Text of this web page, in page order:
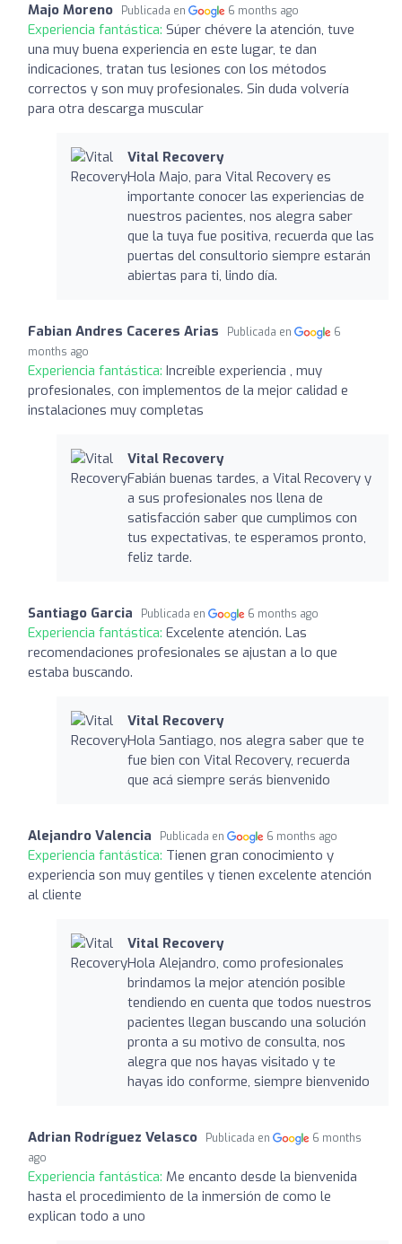
Majo Moreno Publicada en 6 months ago
Experiencia fantástica: Súper chévere la atención, tuve
una muy buena experiencia en este lugar, te dan
indicaciones, tratan tus lesiones con los métodos
correctos y son muy profesionales. Sin duda volvería
para otra descarga muscular
Vital Recovery
Hola Majo, para Vital Recovery es
importante conocer las experiencias de
nuestros pacientes, nos alegra saber
que la tuya fue positiva, recuerda que las
puertas del consultorio siempre estarán
abiertas para ti, lindo día.
Fabian Andres Caceres Arias Publicada en
6
months ago
Experiencia fantástica: Increíble experiencia , muy
profesionales, con implementos de la mejor calidad e
instalaciones muy completas
Vital Recovery
Fabián buenas tardes, a Vital Recovery y
a sus profesionales nos llena de
satisfacción saber que cumplimos con
tus expectativas, te esperamos pronto,
feliz tarde.
Santiago Garcia Publicada en 6 months ago
Experiencia fantástica: Excelente atención. Las
recomendaciones profesionales se ajustan a lo que
estaba buscando.
Vital Recovery
Hola Santiago, nos alegra saber que te
fue bien con Vital Recovery, recuerda
que acá siempre serás bienvenido
Alejandro Valencia Publicada en 6 months ago
Experiencia fantástica: Tienen gran conocimiento y
experiencia son muy gentiles y tienen excelente atención
al cliente
Vital Recovery
Hola Alejandro, como profesionales
brindamos la mejor atención posible
tendiendo en cuenta que todos nuestros
pacientes llegan buscando una solución
pronta a su motivo de consulta, nos
alegra que nos hayas visitado y te
hayas ido conforme, siempre bienvenido
Adrian Rodríguez Velasco Publicada en
6 months
ago
Experiencia fantástica: Me encanto desde la bienvenida
hasta el procedimiento de la inmersión de como le
explican todo a uno